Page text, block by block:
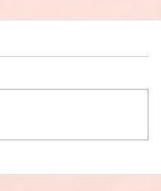
【学問の